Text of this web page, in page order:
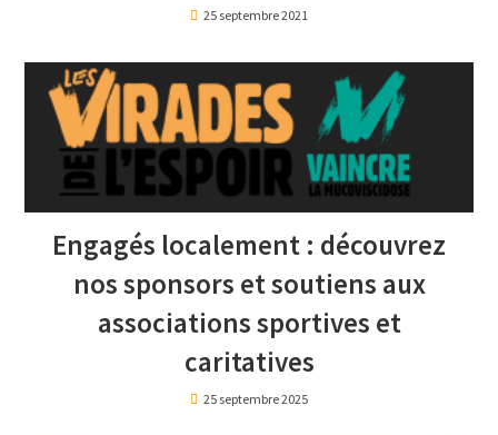
25 septembre 2021
Engagés localement : découvrez
nos sponsors et soutiens aux
associations sportives et
caritatives
25 septembre 2025